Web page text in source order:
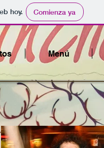
hoy. Comienza ya
Menú